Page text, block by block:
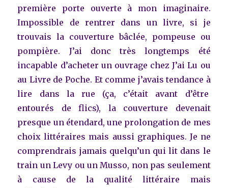
première porte ouverte à mon imaginaire.
Impossible de rentrer dans un livre, si je
trouvais la couverture bâclée, pompeuse ou
pompière. J’ai donc très longtemps été
incapable d’acheter un ouvrage chez J’ai Lu ou
au Livre de Poche. Et comme j’avais tendance à
lire dans la rue (ça, c’était avant d’être
entourés de flics), la couverture devenait
presque un étendard, une prolongation de mes
choix littéraires mais aussi graphiques. Je ne
comprendrais jamais quelqu’un qui lit dans le
train un Levy ou un Musso, non pas seulement
à cause de la qualité littéraire mais